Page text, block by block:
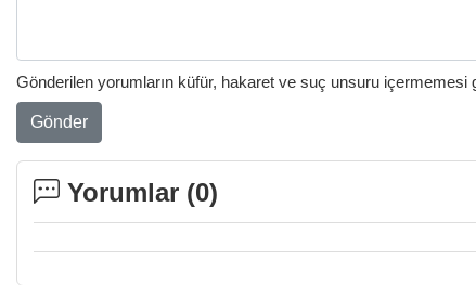
Gönderilen yorumların küfür, hakaret ve suç unsuru içermemesi
Gönder
Yorumlar (0)